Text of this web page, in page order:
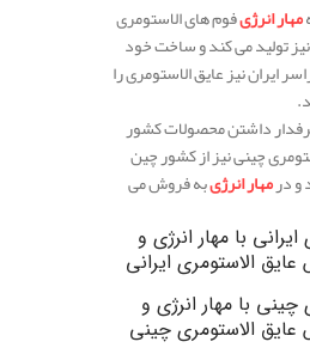
مهار انرژیفوم های الاستومری
تولید می کند و ساخت خود
ایران نیز عایق الاستومری را
داشتن محصولات کشور
چینی نیز از کشور چین
و درمهار انرژیبه فروش می
با مهار انرژی و
الاستومری ایرانی
چینی با مهار انرژی و
عایق الاستومری چینی